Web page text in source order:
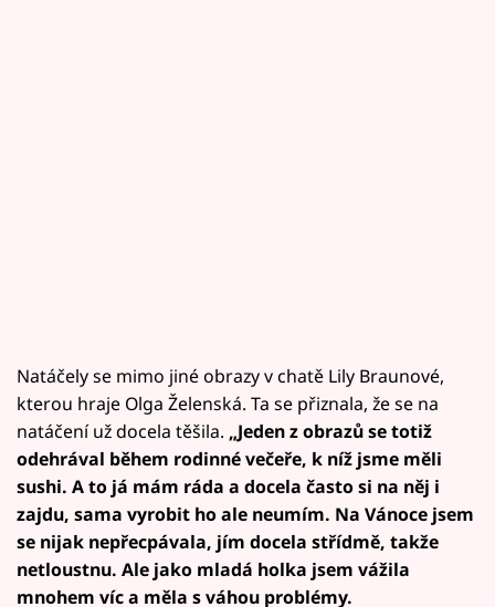
Natáčely se mimo jiné obrazy v chatě Lily Braunové,
kterou hraje Olga Želenská. Ta se přiznala, že se na
natáčení už docela těšila. „Jeden z obrazů se totiž
odehrával během rodinné večeře, k níž jsme měli
sushi. A to já mám ráda a docela často si na něj i
zajdu, sama vyrobit ho ale neumím. Na Vánoce jsem
se nijak nepřecpávala, jím docela střídmě, takže
netloustnu. Ale jako mladá holka jsem vážila
mnohem víc a měla s váhou problémy.